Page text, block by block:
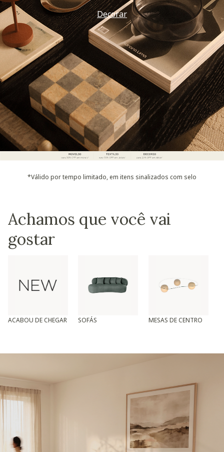
Decorar
*Válido por tempo limitado, em itens sinalizados com selo
Achamos que você vai
gostar
ACABOU DE CHEGAR SOFÁS MESAS DE CENTRO